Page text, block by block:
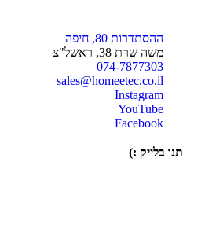
ההסתדרות 80, חיפה
משה שרת 38, ראשל"צ
074-7877303
sales@homeetec.co.il
Instagram
YouTube
Facebook
תנו בלייק :)